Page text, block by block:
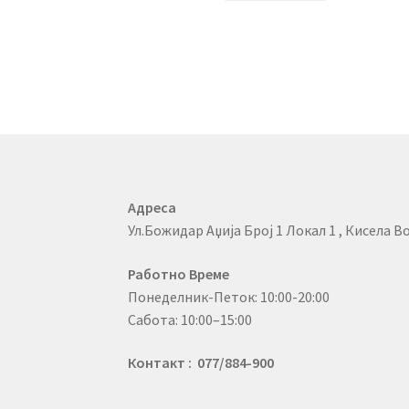
Адреса
Ул.Божидар Аџија Број 1 Локал 1 , Кисела
Работно Време
Понеделник-Петок: 10:00-20:00
Сабота: 10:00–15:00
Контакт : 077/884-900